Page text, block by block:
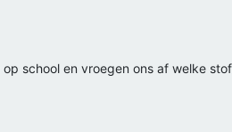
school en vroegen ons af welke